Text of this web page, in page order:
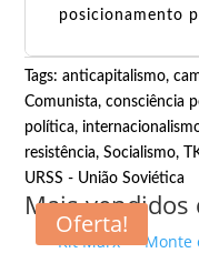
posicionamento
Tags:anticapitalismo,
Comunista,consciência
política,
resistência,Socialismo,
URSS - União Soviética
Mais vendidos
Oferta!